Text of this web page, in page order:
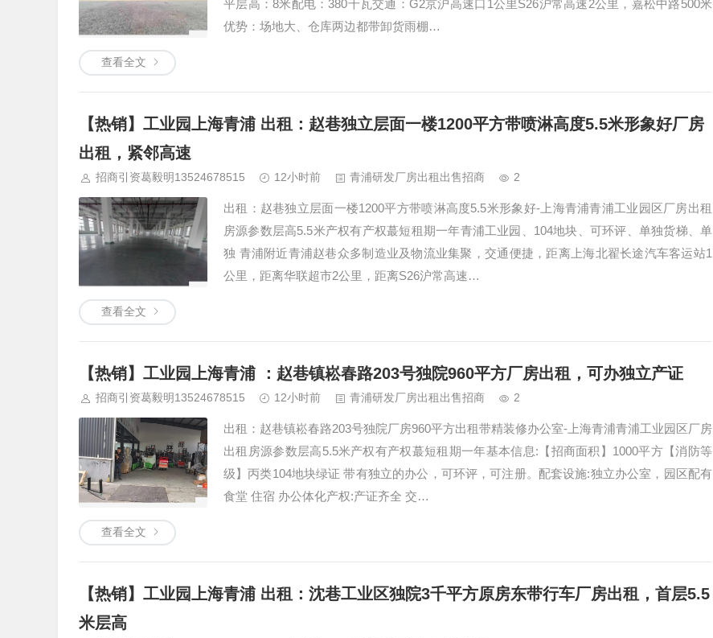
平层高：8米配电：380千瓦交通：G2京沪高速口1公里S26沪常高速2公里，嘉松中路500米
优势：场地大、仓库两边都带卸货雨棚…
查看全文
【热销】工业园上海青浦 出租：赵巷独立层面一楼1200平方带喷淋高度5.5米形象好厂房
出租，紧邻高速
招商引资葛毅明13524678515 12小时前 青浦研发厂房出租出售招商 2
出租：赵巷独立层面一楼1200平方带喷淋高度5.5米形象好-上海青浦青浦工业园区厂房出租
房源参数层高5.5米产权有产权蕞短租期一年青浦工业园、104地块、可环评、单独货梯、单
独 青浦附近青浦赵巷众多制造业及物流业集聚，交通便捷，距离上海北翟长途汽车客运站1
公里，距离华联超市2公里，距离S26沪常高速…
查看全文
【热销】工业园上海青浦 ：赵巷镇崧春路203号独院960平方厂房出租，可办独立产证
招商引资葛毅明13524678515 12小时前 青浦研发厂房出租出售招商 2
出租：赵巷镇崧春路203号独院厂房960平方出租带精装修办公室-上海青浦青浦工业园区厂房
出租房源参数层高5.5米产权有产权蕞短租期一年基本信息:【招商面积】1000平方【消防等
级】丙类104地块绿证 带有独立的办公，可环评，可注册。配套设施:独立办公室，园区配有
食堂 住宿 办公体化产权:产证齐全 交…
查看全文
【热销】工业园上海青浦 出租：沈巷工业区独院3千平方原房东带行车厂房出租，首层5.5
米层高